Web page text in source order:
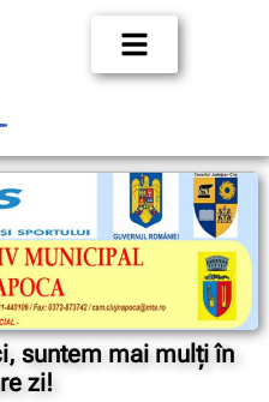
suntem mai mulţi în
zi!